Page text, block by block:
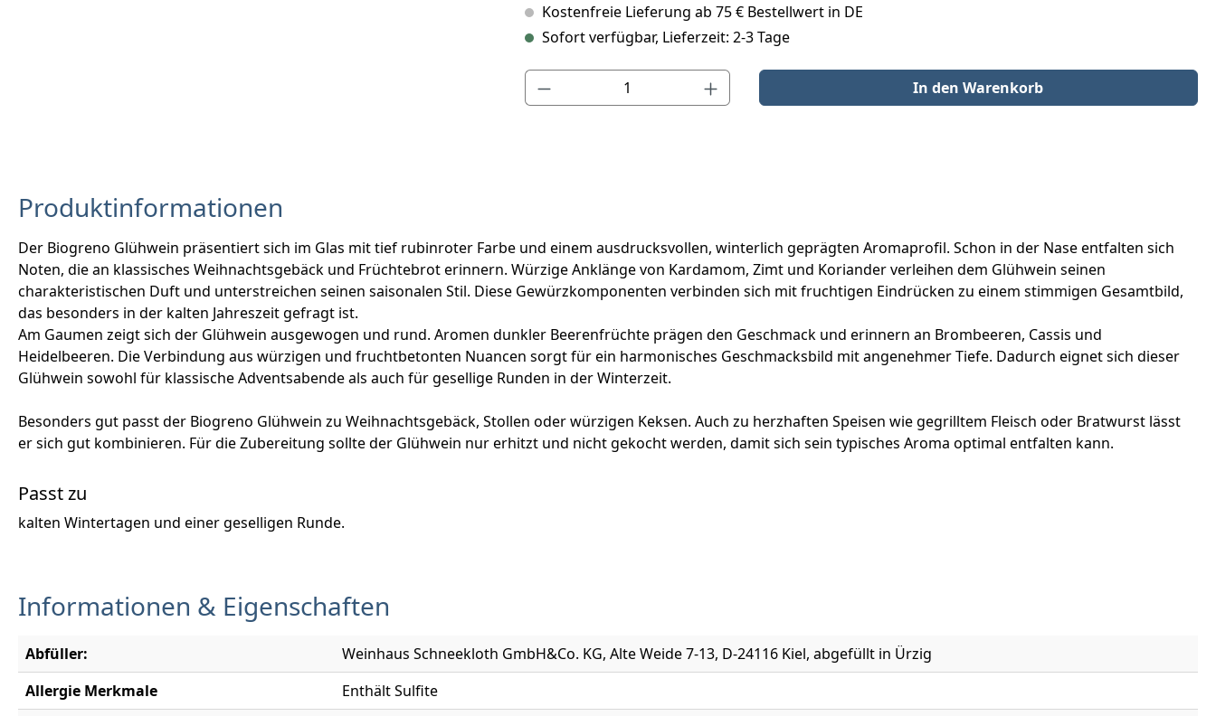
Kostenfreie Lieferung ab 75 € Bestellwert in DE
Sofort verfügbar, Lieferzeit: 2-3 Tage
Produkt Anzahl: Gib den gewünschten Wert ein oder benutze die Schaltflächen um die Anzahl zu erhöhen oder zu
In den Warenkorb
Produktinformationen
Der Biogreno Glühwein präsentiert sich im Glas mit tief rubinroter Farbe und einem ausdrucksvollen, winterlich geprägten Aromaprofil. Schon in der Nase entfalten sich
Noten, die an klassisches Weihnachtsgebäck und Früchtebrot erinnern. Würzige Anklänge von Kardamom, Zimt und Koriander verleihen dem Glühwein seinen
charakteristischen Duft und unterstreichen seinen saisonalen Stil. Diese Gewürzkomponenten verbinden sich mit fruchtigen Eindrücken zu einem stimmigen Gesamtbild,
das besonders in der kalten Jahreszeit gefragt ist.
Am Gaumen zeigt sich der Glühwein ausgewogen und rund. Aromen dunkler Beerenfrüchte prägen den Geschmack und erinnern an Brombeeren, Cassis und
Heidelbeeren. Die Verbindung aus würzigen und fruchtbetonten Nuancen sorgt für ein harmonisches Geschmacksbild mit angenehmer Tiefe. Dadurch eignet sich dieser
Glühwein sowohl für klassische Adventsabende als auch für gesellige Runden in der Winterzeit.
Besonders gut passt der Biogreno Glühwein zu Weihnachtsgebäck, Stollen oder würzigen Keksen. Auch zu herzhaften Speisen wie gegrilltem Fleisch oder Bratwurst lässt
er sich gut kombinieren. Für die Zubereitung sollte der Glühwein nur erhitzt und nicht gekocht werden, damit sich sein typisches Aroma optimal entfalten kann.
Passt zu
kalten Wintertagen und einer geselligen Runde.
Informationen & Eigenschaften
Abfüller:
Weinhaus Schneekloth GmbH&Co. KG, Alte Weide 7-13, D-24116 Kiel, abgefüllt in Ürzig
Allergie Merkmale
Enthält Sulfite